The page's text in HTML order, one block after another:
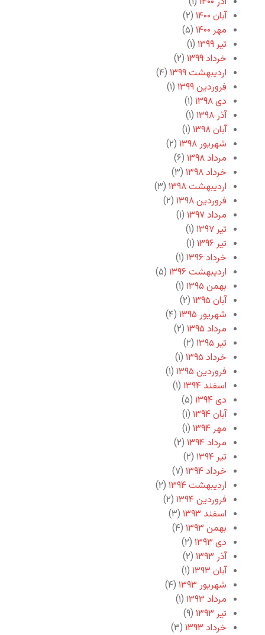
آبان ۱۴۰۰
(۲)
مهر ۱۴۰۰
(۵)
تیر ۱۳۹۹
(۱)
خرداد ۱۳۹۹
(۲)
اردیبهشت ۱۳۹۹
(۴)
فروردین ۱۳۹۹
(۱)
دی ۱۳۹۸
(۱)
آذر ۱۳۹۸
(۱)
آبان ۱۳۹۸
(۱)
شهریور ۱۳۹۸
(۲)
مرداد ۱۳۹۸
(۶)
خرداد ۱۳۹۸
(۳)
اردیبهشت ۱۳۹۸
(۳)
فروردین ۱۳۹۸
(۲)
مرداد ۱۳۹۷
(۱)
تیر ۱۳۹۷
(۱)
تیر ۱۳۹۶
(۱)
خرداد ۱۳۹۶
(۱)
اردیبهشت ۱۳۹۶
(۵)
بهمن ۱۳۹۵
(۱)
آبان ۱۳۹۵
(۲)
شهریور ۱۳۹۵
(۴)
مرداد ۱۳۹۵
(۲)
تیر ۱۳۹۵
(۲)
خرداد ۱۳۹۵
(۱)
فروردین ۱۳۹۵
(۱)
اسفند ۱۳۹۴
(۱)
دی ۱۳۹۴
(۵)
آبان ۱۳۹۴
(۱)
مهر ۱۳۹۴
(۱)
مرداد ۱۳۹۴
(۲)
تیر ۱۳۹۴
(۲)
خرداد ۱۳۹۴
(۷)
اردیبهشت ۱۳۹۴
(۲)
فروردین ۱۳۹۴
(۲)
اسفند ۱۳۹۳
(۳)
بهمن ۱۳۹۳
(۴)
دی ۱۳۹۳
(۲)
آذر ۱۳۹۳
(۲)
آبان ۱۳۹۳
(۱)
شهریور ۱۳۹۳
(۴)
مرداد ۱۳۹۳
(۱)
تیر ۱۳۹۳
(۹)
خرداد ۱۳۹۳
(۳)